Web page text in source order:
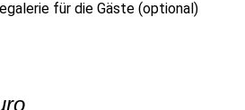
für die Gäste (optional)